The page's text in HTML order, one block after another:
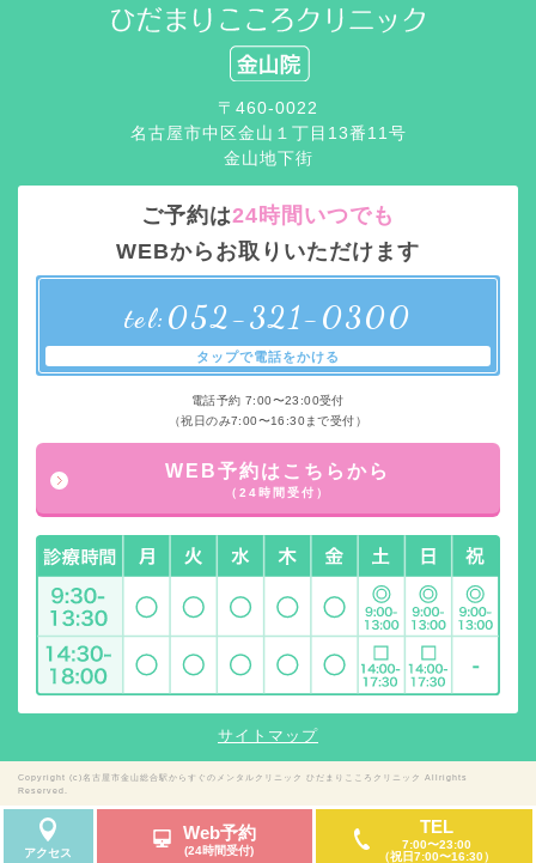
〒460-0022
名古屋市中区金山１丁目13番11号
金山地下街
ご予約は24時間いつでも
WEBからお取りいただけます
tel: 052-321-0300
タップで電話をかける
電話予約 7:00〜23:00受付
（祝日のみ7:00〜16:30まで受付）
WEB予約はこちらから
（24時間受付）
サイトマップ
Copyright (c)名古屋市金山総合駅からすぐのメンタルクリニック ひだまりこころクリニック Allrights
Reserved.
アクセス
Web予約
(24時間受付)
TEL
7:00〜23:00
（祝日7:00〜16:30）